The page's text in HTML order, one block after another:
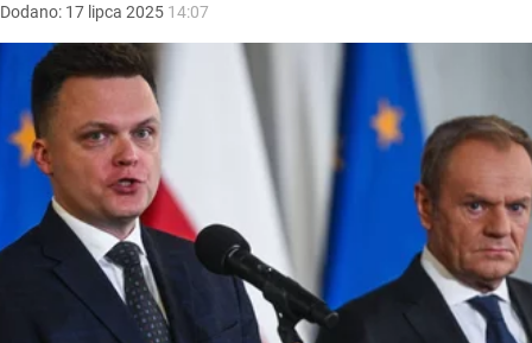
Dodano: 17 lipca 2025 14:07